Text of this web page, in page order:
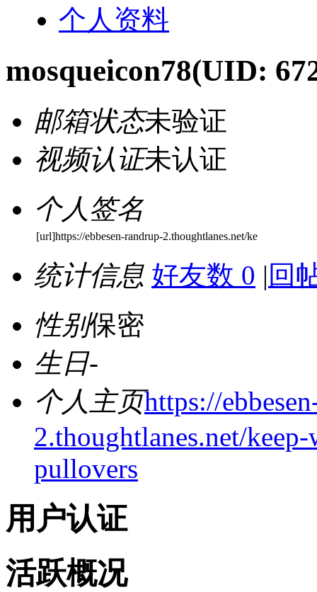
个人资料
mosqueicon78(UID:
邮箱状态未验证
视频认证未认证
个人签名
[url]https://ebbesen-randrup-2.thoughtlanes.net/ke
统计信息 好友数 0 | 回
性别保密
生日-
个人主页https://
2.thoughtlanes.net/
pullovers
用户认证
活跃概况